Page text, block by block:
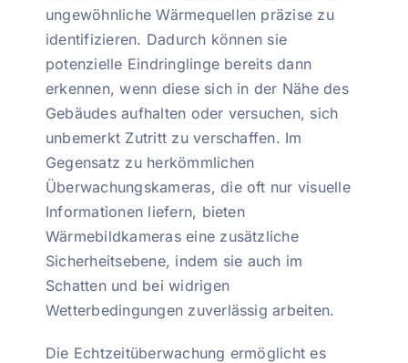
ungewöhnliche Wärmequellen präzise zu
identifizieren. Dadurch können sie
potenzielle Eindringlinge bereits dann
erkennen, wenn diese sich in der Nähe des
Gebäudes aufhalten oder versuchen, sich
unbemerkt Zutritt zu verschaffen. Im
Gegensatz zu herkömmlichen
Überwachungskameras, die oft nur visuelle
Informationen liefern, bieten
Wärmebildkameras eine zusätzliche
Sicherheitsebene, indem sie auch im
Schatten und bei widrigen
Wetterbedingungen zuverlässig arbeiten.
Die Echtzeitüberwachung ermöglicht es